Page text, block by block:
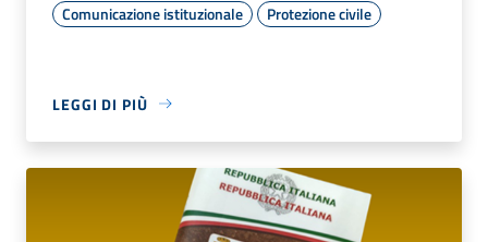
Comunicazione istituzionale
Protezione civile
LEGGI DI PIÙ